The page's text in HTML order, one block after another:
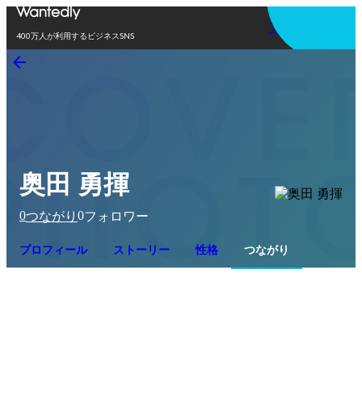
400万人が利用するビジネスSNS
アプリを使う
奥田 勇揮
0つながり 0フォロワー
プロフィール ストーリー 性格 つながり